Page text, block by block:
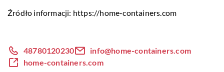
Źródło informacji: https://home-containers.com
48780120230
info@home-containers.com
home-containers.com